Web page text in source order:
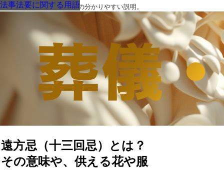
葬儀・葬式・法要についての分かりやすい説明。
遠方忌（十三回忌）とは？
その意味や、供える花や服
法事法要に関する用語
法事法要に関する用語
法事法要に関する用語
法事法要に関する用語
法事法要に関する用語
法事法要に関する用語
法事法要に関する用語